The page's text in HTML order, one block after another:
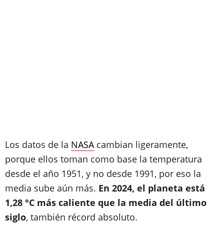
Los datos de la NASAcambian ligeramente,
porque ellos toman como base la temperatura
desde el año 1951, y no desde 1991, por eso la
media sube aún más. En 2024, el planeta está
1,28 °C más caliente que la media del último
siglo, también récord absoluto.